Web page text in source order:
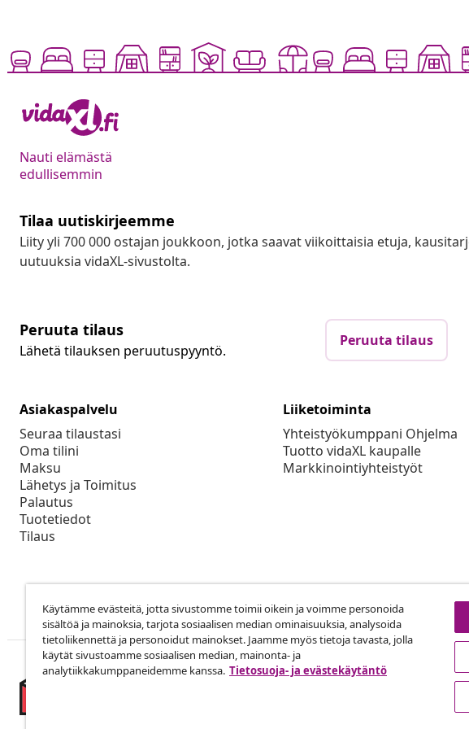
Nauti elämästä
edullisemmin
Tilaa uutiskirjeemme
Liity yli 700 000 ostajan joukkoon, jotka saavat viikoittaisia etuja,
uutuuksia vidaXL-sivustolta.
Peruuta tilaus
Lähetä tilauksen peruutuspyyntö.
Peruuta tilaus
Asiakaspalvelu
Seuraa tilaustasi
Oma tilini
Maksu
Lähetys ja Toimitus
Palautus
Tuotetiedot
Tilaus
Liiketoiminta
Yhteistyökumppani Ohjelma
Tuotto vidaXL kaupalle
Markkinointiyhteistyöt
Käytämme evästeitä, jotta sivustomme toimii oikein ja voimme personoida
sisältöä ja mainoksia, tarjota sosiaalisen median ominaisuuksia, analysoida
tietoliikennettä ja personoidut mainokset. Jaamme myös tietoja tavasta, jolla
käytät sivustoamme sosiaalisen median, mainonta- ja
analytiikkakumppaneidemme kanssa. Tietosuoja- ja evästekäytäntö